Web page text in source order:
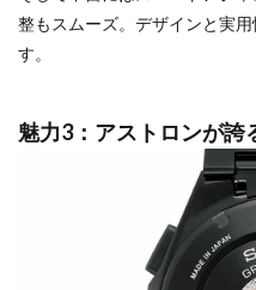
整もスムーズ。デザインと実
す。
魅力3：アストロンが誇